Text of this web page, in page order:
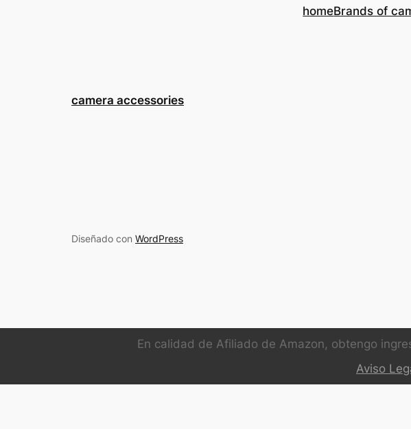
homeBrands of
camera accessories
Diseñado con WordPress
En calidad de Afiliado de Amazon, obtengo
Aviso